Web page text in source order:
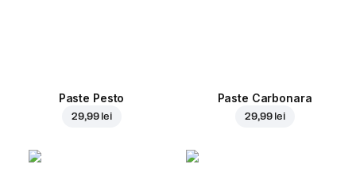
Paste Pesto
29,99 lei
Paste Carbonara
29,99 lei